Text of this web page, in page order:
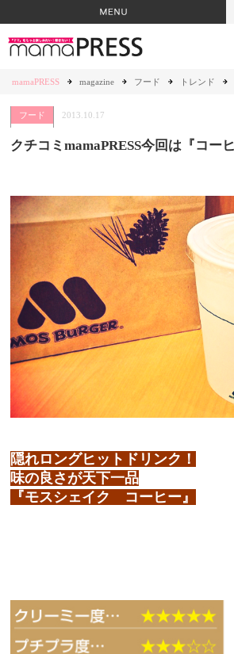
mamaPRESS magazine フード トレンド
フード 2013.10.17
クチコミmamaPRESS今回は『コー
隠れロングヒットドリンク！
味の良さが天下一品
『モスシェイク コーヒー』